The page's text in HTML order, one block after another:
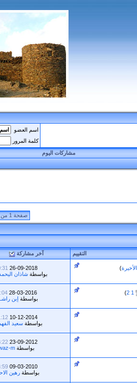
اسم العضو
كلمة المرور
مشاركات اليوم
صفحة 1 من 20
التقييم آخر مشاركة
)
26-09-2018
PM
بواسطة شاذان
1
2
)
28-03-2016
AM
بواسطة إبن
10-12-2014
AM
بواسطة سعيد
23-09-2012
PM
بواسطة m
09-03-2010
AM
بواسطة رهين